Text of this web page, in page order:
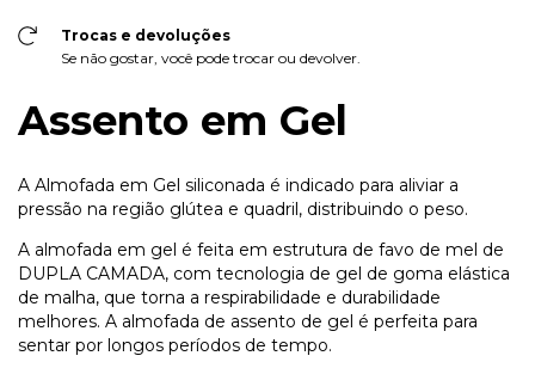
Trocas e devoluções
Se não gostar, você pode trocar ou devolver.
Assento em Gel
A Almofada em Gel siliconada é indicado para aliviar a
pressão na região glútea e quadril, distribuindo o peso.
A almofada em gel é feita em estrutura de favo de mel de
DUPLA CAMADA, com tecnologia de gel de goma elástica
de malha, que torna a respirabilidade e durabilidade
melhores. A almofada de assento de gel é perfeita para
sentar por longos períodos de tempo.